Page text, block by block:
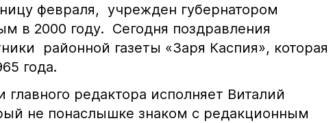
февраля, учрежден губернатором
в 2000 году. Сегодня поздравления
районной газеты «Заря Каспия», которая
года.
главного редактора исполняет Виталий
не понаслышке знаком с редакционным